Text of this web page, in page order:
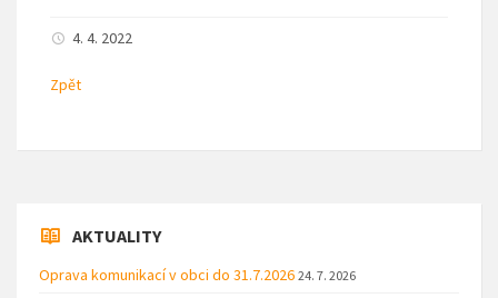
4. 4. 2022
Zpět
AKTUALITY
Oprava komunikací v obci do 31.7.2026 24. 7. 2026